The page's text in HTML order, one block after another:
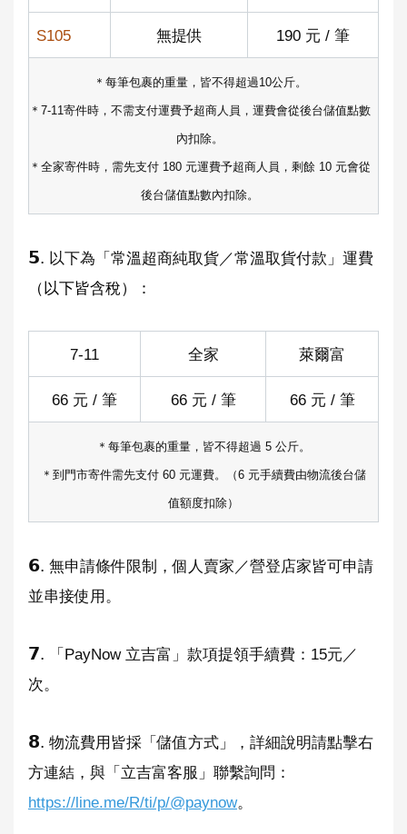
S105 無提供 190 元 / 筆
＊每筆包裹的重量，皆不得超過10公斤。
＊7-11寄件時，不需支付運費予超商人員，運費會從後台儲值點數
內扣除。
＊全家寄件時，需先支付 180 元運費予超商人員，剩餘 10 元會從
後台儲值點數內扣除。
𝟱. 以下為「常溫超商純取貨／常溫取貨付款」運費
（以下皆含稅）：
7-11 全家 萊爾富
66 元 / 筆 66 元 / 筆 66 元 / 筆
＊每筆包裹的重量，皆不得超過 5 公斤。
＊到門市寄件需先支付 60 元運費。（6 元手續費由物流後台儲
值額度扣除）
𝟲. 無申請條件限制，個人賣家／營登店家皆可申請
並串接使用。
𝟳. 「PayNow 立吉富」款項提領手續費：15元／
次。
𝟴. 物流費用皆採「儲值方式」，詳細說明請點擊右
方連結，與「立吉富客服」聯繫詢問：
https://line.me/R/ti/p/@paynow。